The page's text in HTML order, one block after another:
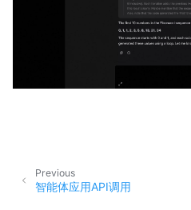
Previous
智能体应用API调用